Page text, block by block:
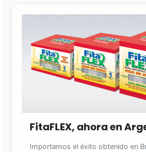
FitaFLEX, ahora en
Importamos el éxito obtenido en